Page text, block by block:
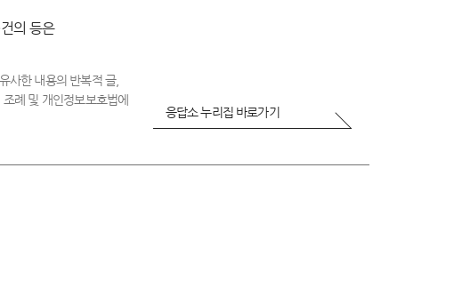
의 등은
사한 내용의 반복적 글,
례 및 개인정보보호법에
응답소 누리집 바로가기